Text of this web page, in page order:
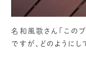
名和風歌さん「この
ですが、どのようにし